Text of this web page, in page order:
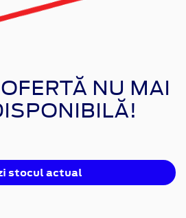
NU MAI
stocul actual